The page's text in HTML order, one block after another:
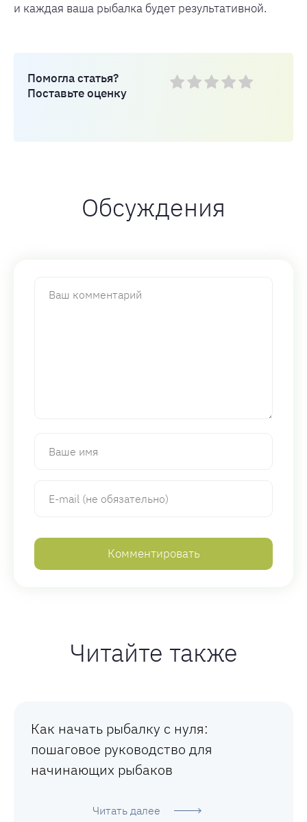
и каждая ваша рыбалка будет результативной.
Помогла статья?
Поставьте оценку
Обсуждения
Читайте также
Как начать рыбалку с нуля:
пошаговое руководство для
начинающих рыбаков
Читать далее